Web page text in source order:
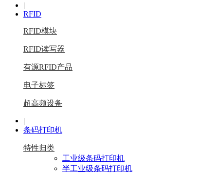
|
RFID
RFID模块
RFID读写器
有源RFID产品
电子标签
超高频设备
|
条码打印机
特性归类
工业级条码打印机
半工业级条码打印机